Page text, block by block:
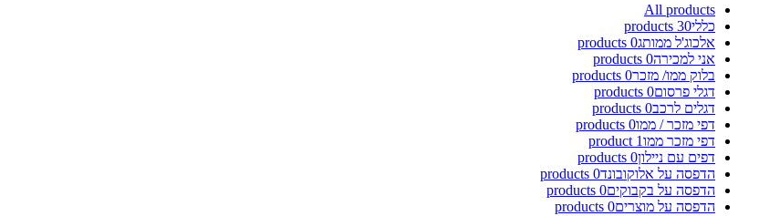
All products
כללי30
products
אלכוג'ל ממותג0
products
אני למכירה0
products
בלוק ממו/ מזכר0
products
דגלי פרסום0
products
דגלים לרכב0
products
דפי מזכר / ממו0
products
דפי מזכר ממו1
product
דפים עם ניילון0
products
הדפסה על אלוקובונד0
products
הדפסה על בקבוקים0
products
הדפסה על מוצרים0
products